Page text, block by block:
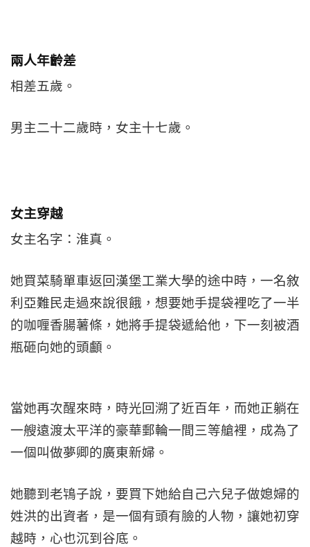
兩人年齡差
相差五歲。
男主二十二歲時，女主十七歲。
女主穿越
女主名字：淮真。
她買菜騎單車返回漢堡工業大學的途中時，一名敘
利亞難民走過來說很餓，想要她手提袋裡吃了一半
的咖喱香腸薯條，她將手提袋遞給他，下一刻被酒
瓶砸向她的頭顱。
當她再次醒來時，時光回溯了近百年，而她正躺在
一艘遠渡太平洋的豪華郵輪一間三等艙裡，成為了
一個叫做夢卿的廣東新婦。
她聽到老鴇子說，要買下她給自己六兒子做媳婦的
姓洪的出資者，是一個有頭有臉的人物，讓她初穿
越時，心也沉到谷底。